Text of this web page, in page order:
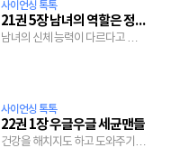
사이언싱 톡톡
21권 5장 남녀의 역할은 정해져 있는 걸까?
남녀의 신체 능력이 다르다고 하는
사이언싱 톡톡
22권 1장 우글우글 세균맨들
건강을 해치지도 하고 도와주기도